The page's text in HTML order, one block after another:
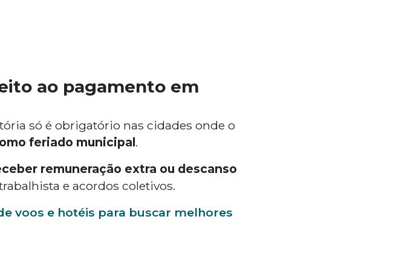
ao pagamento em
só é obrigatório nas cidades onde o
feriado municipal.
remuneração extra ou descanso
e acordos coletivos.
voos e hotéis para buscar melhores